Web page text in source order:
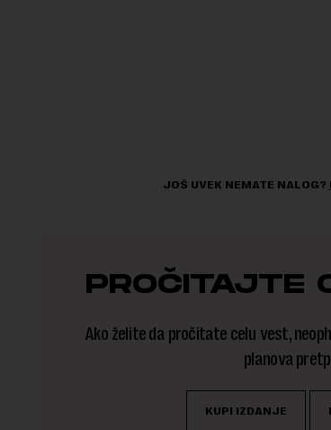
JOŠ UVEK NEMATE NALOG?
PROČITAJTE
Ako želite da pročitate celu vest,
planova
KUPI IZDANJE